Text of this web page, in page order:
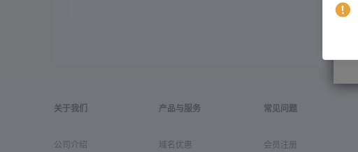
关于我们
公司介绍
产品与服务
域名优惠
常见问题
会员注册